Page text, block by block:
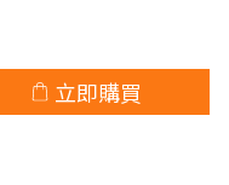
立即購買